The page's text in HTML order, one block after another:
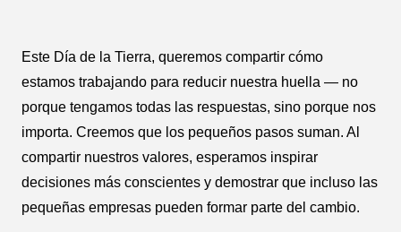
Este Día de la Tierra, queremos compartir cómo
estamos trabajando para reducir nuestra huella — no
porque tengamos todas las respuestas, sino porque nos
importa. Creemos que los pequeños pasos suman. Al
compartir nuestros valores, esperamos inspirar
decisiones más conscientes y demostrar que incluso las
pequeñas empresas pueden formar parte del cambio.